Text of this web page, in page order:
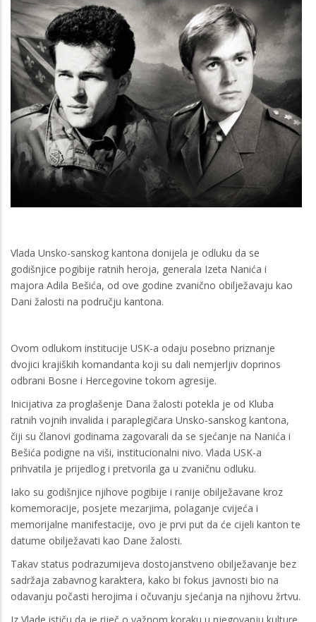
Vlada Unsko-sanskog kantona donijela je odluku da se
godišnjice pogibije ratnih heroja, generala Izeta Nanića i
majora Adila Bešića, od ove godine zvanično obilježavaju kao
Dani žalosti na području kantona.
Ovom odlukom institucije USK-a odaju posebno priznanje
dvojici krajiških komandanta koji su dali nemjerljiv doprinos
odbrani Bosne i Hercegovine tokom agresije.
Inicijativa za proglašenje Dana žalosti potekla je od Kluba
ratnih vojnih invalida i paraplegičara Unsko-sanskog kantona,
čiji su članovi godinama zagovarali da se sjećanje na Nanića i
Bešića podigne na viši, institucionalni nivo. Vlada USK-a
prihvatila je prijedlog i pretvorila ga u zvaničnu odluku.
Iako su godišnjice njihove pogibije i ranije obilježavane kroz
komemoracije, posjete mezarjima, polaganje cvijeća i
memorijalne manifestacije, ovo je prvi put da će cijeli kanton te
datume obilježavati kao Dane žalosti.
Takav status podrazumijeva dostojanstveno obilježavanje bez
sadržaja zabavnog karaktera, kako bi fokus javnosti bio na
odavanju počasti herojima i očuvanju sjećanja na njihovu žrtvu.
Iz Vlade ističu da je riječ o važnom koraku u njegovanju kulture